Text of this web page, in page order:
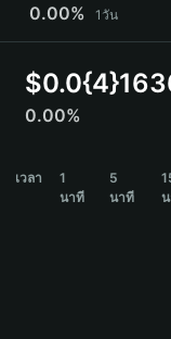
ภาษาไทย
हिन्दी
Español
Português (Brasil)
0.00%
1วัน
$
0.00%
เวลา
1
นาที
5
นาที